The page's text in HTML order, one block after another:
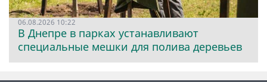
06.08.2026 10:22
В Днепре в парках устанавливают
специальные мешки для полива деревьев